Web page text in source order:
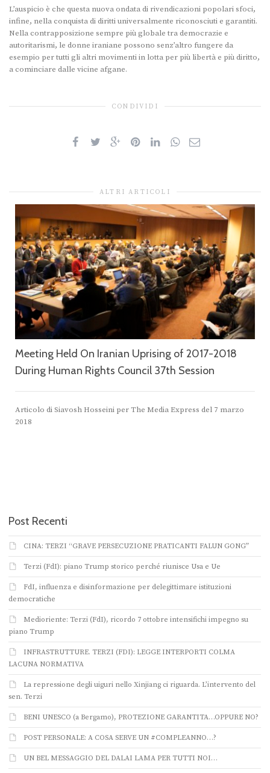
L’auspicio è che questa nuova ondata di rivendicazioni popolari sfoci,
infine, nella conquista di diritti universalmente riconosciuti e garantiti.
Nella contrapposizione sempre più globale tra democrazie e
autoritarismi, le donne iraniane possono senz’altro fungere da
esempio per tutti gli altri movimenti in lotta per più libertà e più diritto,
a cominciare dalle vicine afgane.
CONDIVIDI
ALTRI ARTICOLI
Meeting Held On Iranian Uprising of 2017-2018
During Human Rights Council 37th Session
Articolo di Siavosh Hosseini per The Media Express del 7 marzo
2018
Post Recenti
CINA: TERZI “GRAVE PERSECUZIONE PRATICANTI FALUN GONG”
Terzi (FdI): piano Trump storico perché riunisce Usa e Ue
FdI, influenza e disinformazione per delegittimare istituzioni
democratiche
Medioriente: Terzi (FdI), ricordo 7 ottobre intensifichi impegno su
piano Trump
INFRASTRUTTURE. TERZI (FDI): LEGGE INTERPORTI COLMA
LACUNA NORMATIVA
La repressione degli uiguri nello Xinjiang ci riguarda. L’intervento del
sen. Terzi
BENI UNESCO (a Bergamo), PROTEZIONE GARANTITA…OPPURE NO?
POST PERSONALE: A COSA SERVE UN #COMPLEANNO…?
UN BEL MESSAGGIO DEL DALAI LAMA PER TUTTI NOI…